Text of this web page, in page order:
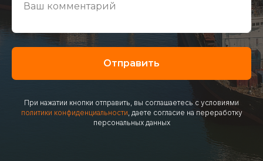
Отправить
При нажатии кнопки отправить, вы соглашаетесь с условиями
политики конфиденциальности, даете согласие на переработку
персональных данных